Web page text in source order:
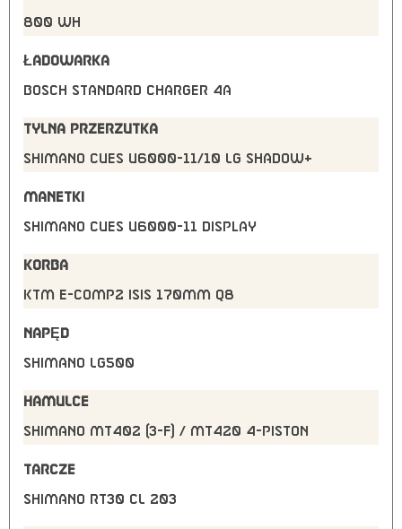
800 Wh
ŁADOWARKA
Bosch STANDARD Charger 4A
TYLNA PRZERZUTKA
Shimano CUES U6000-11/10 LG shadow+
MANETKI
Shimano CUES U6000-11 display
KORBA
KTM E-COMP2 ISIS 170mm Q8
NAPĘD
Shimano LG500
HAMULCE
Shimano MT402 (3-F) / MT420 4-Piston
TARCZE
Shimano RT30 CL 203